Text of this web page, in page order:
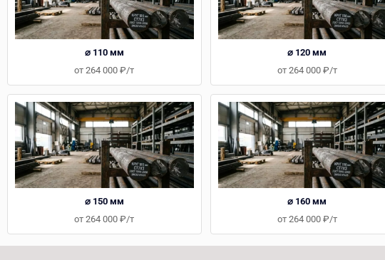
⌀ 110 мм
от 264 000 ₽/т
⌀ 120 мм
от 264 000 ₽/т
⌀ 150 мм
от 264 000 ₽/т
⌀ 160 мм
от 264 000 ₽/т